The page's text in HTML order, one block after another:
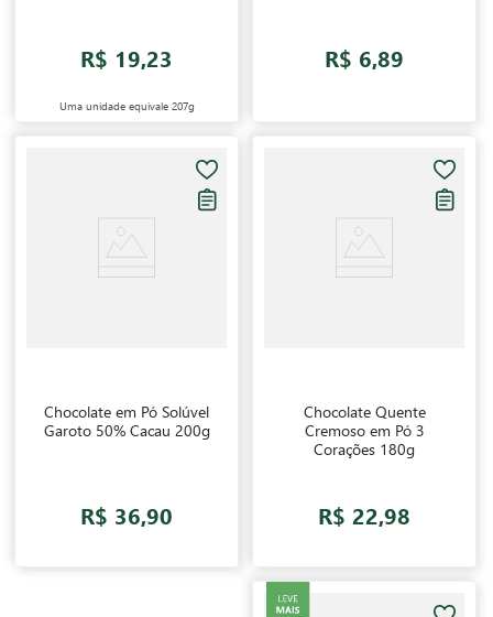
R$ 19,23
Uma unidade equivale 207g
R$ 6,89
Chocolate em Pó Solúvel
Garoto 50% Cacau 200g
R$ 36,90
Chocolate Quente
Cremoso em Pó 3
Corações 180g
R$ 22,98